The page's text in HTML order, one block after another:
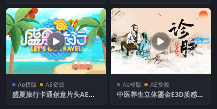
Ae模版 AE资源
盛夏旅行卡通创意片头AE模
Ae模版 AE资源
中医养生立体鎏金E3D质感片